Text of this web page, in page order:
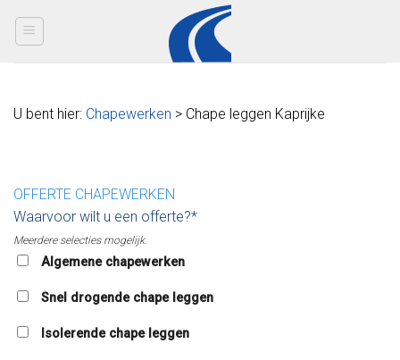
U bent hier: Chapewerken > Chape leggen Kaprijke
OFFERTE CHAPEWERKEN
Waarvoor wilt u een offerte?*
Meerdere selecties mogelijk.
Algemene chapewerken
Snel drogende chape leggen
Isolerende chape leggen